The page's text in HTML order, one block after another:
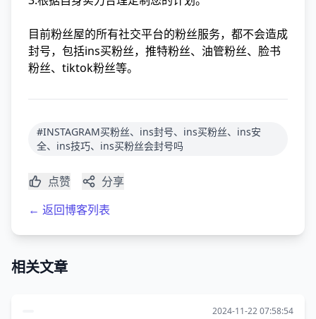
目前粉丝屋的所有社交平台的粉丝服务，都不会造成
封号，包括ins买粉丝，推特粉丝、油管粉丝、脸书
粉丝、tiktok粉丝等。
#INSTAGRAM买粉丝、ins封号、ins买粉丝、ins安
全、ins技巧、ins买粉丝会封号吗
点赞
分享
← 返回博客列表
相关文章
2024-11-22 07:58:54